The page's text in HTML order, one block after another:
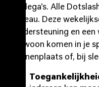
collega's. Alle
niveau. Deze
ondersteuning en
gewoon komen in je
binnenplaats of, bij